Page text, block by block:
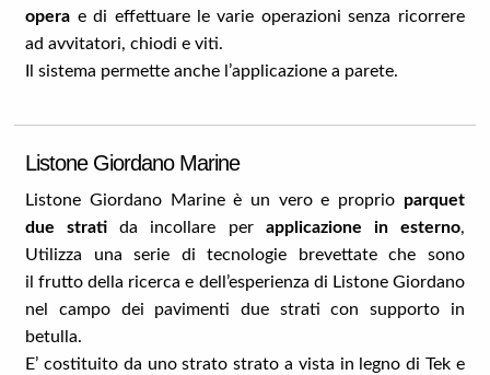
opera e di effettuare le varie operazioni senza ricorrere
ad avvitatori, chiodi e viti.
Il sistema permette anche l’applicazione a parete.
Listone Giordano Marine
Listone Giordano Marine è un vero e proprio parquet
due strati da incollare perapplicazione in esterno,
Utilizza una serie di tecnologie brevettate che sono
il frutto della ricerca e dell’esperienza di Listone Giordano
nel campo dei pavimenti due strati con supporto in
betulla.
E’ costituito da uno strato strato a vista in legno di Tek e